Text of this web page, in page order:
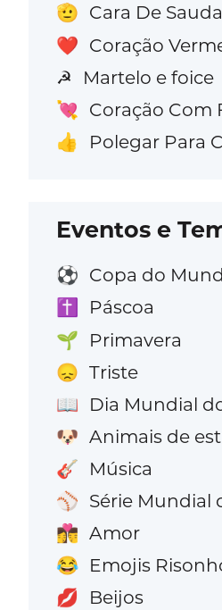
🫡 Cara De
❤️ Coração
☭ Martelo e foice
💘 Coração Com
👍 Polegar Para
Eventos e
⚽ Copa do
✝️ Páscoa
🌱 Primavera
😞 Triste
📖 Dia Mundial
🐶 Animais de
🎸 Música
⚾ Série Mundial
👩‍❤️‍💋‍👨 Amor
😂 Emojis
💋 Beijos